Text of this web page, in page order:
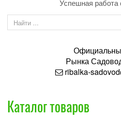
Успешная работа
Рынка
ribalka-
Каталог товаров